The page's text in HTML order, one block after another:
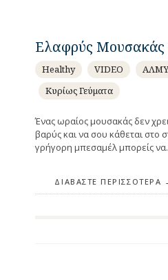
Ελαφρύς Μουσακάς
Healthy VIDEO
Κυρίως Γεύματα
Ένας ωραίος μουσακάς δεν
βαρύς και να σου κάθεται στο
γρήγορη μπεσαμέλ μπορείς
ΔΙΑΒΆΣΤΕ ΠΕΡΙΣΣΌΤΕΡΑ